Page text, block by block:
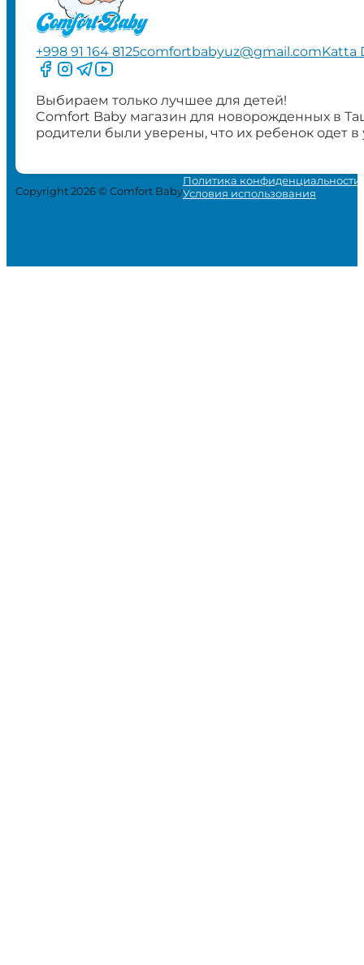
+998 91 164 8125comfortbabyuz@gmail.comKatta
Следите за нами на Facebook
Следите за нами в Instagram
Следите за нами в Telegram
Следите за нами в YouTube
Выбираем только лучшее для детей!
Comfort Baby магазин для новорожденных в
родители были уверены, что их ребенок одет
Copyright 2026 © Comfort Baby
Политика конфиденциальности
Условия использования